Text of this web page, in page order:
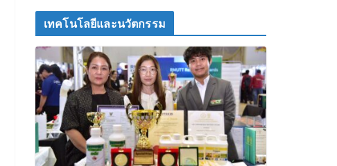
เทคโนโลยีและนวัตกรรม